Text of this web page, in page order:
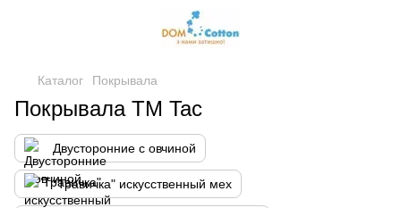
Каталог Покрывала
Покрывала ТМ Tac
Двусторонние с овчиной
"Травичка" искусственный мех